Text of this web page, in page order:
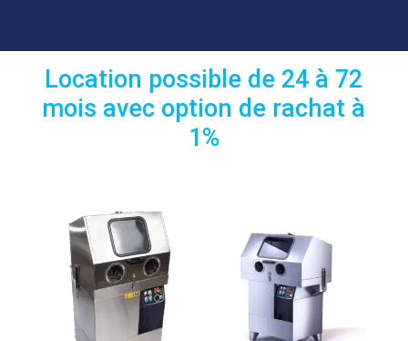
Location possible de 24 à 72
mois avec option de rachat à
1%